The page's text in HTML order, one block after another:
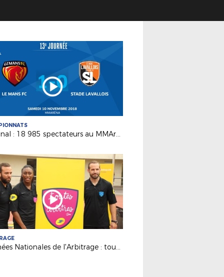
National : 18 985 spectateurs au MMArena
Journées Nationales de l'Arbitrage : tous et toutes arbitres !